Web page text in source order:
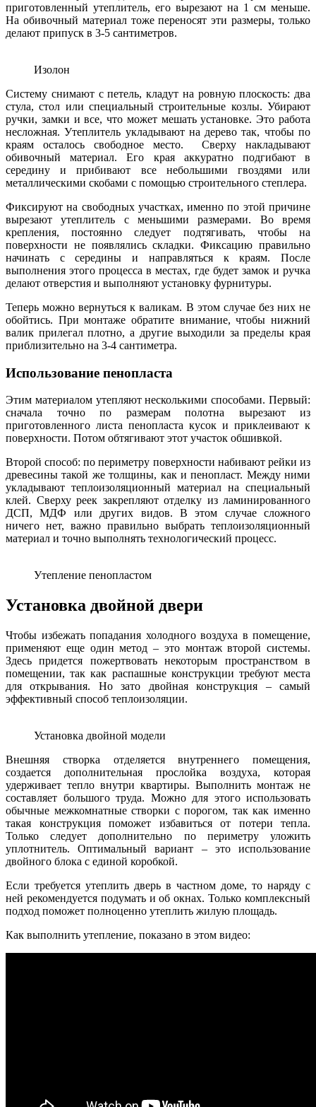
приготовленный утеплитель, его вырезают на 1 см меньше.
На обивочный материал тоже переносят эти размеры, только
делают припуск в 3-5 сантиметров.
Изолон
Систему снимают с петель, кладут на ровную плоскость: два
стула, стол или специальный строительные козлы. Убирают
ручки, замки и все, что может мешать установке. Это работа
несложная. Утеплитель укладывают на дерево так, чтобы по
краям осталось свободное место. Сверху накладывают
обивочный материал. Его края аккуратно подгибают в
середину и прибивают все небольшими гвоздями или
металлическими скобами с помощью строительного степлера.
Фиксируют на свободных участках, именно по этой причине
вырезают утеплитель с меньшими размерами. Во время
крепления, постоянно следует подтягивать, чтобы на
поверхности не появлялись складки. Фиксацию правильно
начинать с середины и направляться к краям. После
выполнения этого процесса в местах, где будет замок и ручка
делают отверстия и выполняют установку фурнитуры.
Теперь можно вернуться к валикам. В этом случае без них не
обойтись. При монтаже обратите внимание, чтобы нижний
валик прилегал плотно, а другие выходили за пределы края
приблизительно на 3-4 сантиметра.
Использование пенопласта
Этим материалом утепляют несколькими способами. Первый:
сначала точно по размерам полотна вырезают из
приготовленного листа пенопласта кусок и приклеивают к
поверхности. Потом обтягивают этот участок обшивкой.
Второй способ: по периметру поверхности набивают рейки из
древесины такой же толщины, как и пенопласт. Между ними
укладывают теплоизоляционный материал на специальный
клей. Сверху реек закрепляют отделку из ламинированного
ДСП, МДФ или других видов. В этом случае сложного
ничего нет, важно правильно выбрать теплоизоляционный
материал и точно выполнять технологический процесс.
Утепление пенопластом
Установка двойной двери
Чтобы избежать попадания холодного воздуха в помещение,
применяют еще один метод – это монтаж второй системы.
Здесь придется пожертвовать некоторым пространством в
помещении, так как распашные конструкции требуют места
для открывания. Но зато двойная конструкция – самый
эффективный способ теплоизоляции.
Установка двойной модели
Внешняя створка отделяется внутреннего помещения,
создается дополнительная прослойка воздуха, которая
удерживает тепло внутри квартиры. Выполнить монтаж не
составляет большого труда. Можно для этого использовать
обычные межкомнатные створки с порогом, так как именно
такая конструкция поможет избавиться от потери тепла.
Только следует дополнительно по периметру уложить
уплотнитель. Оптимальный вариант – это использование
двойного блока с единой коробкой.
Если требуется утеплить дверь в частном доме, то наряду с
ней рекомендуется подумать и об окнах. Только комплексный
подход поможет полноценно утеплить жилую площадь.
Как выполнить утепление, показано в этом видео: